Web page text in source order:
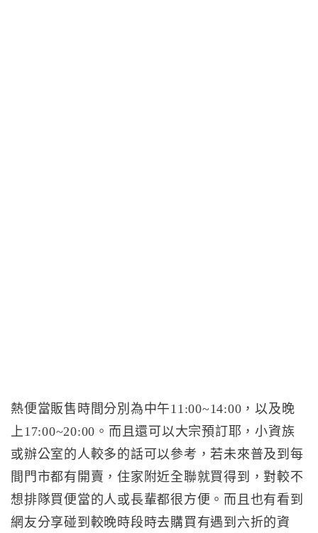
熱便當販售時間分別為中午11:00~14:00，以及晚
上17:00~20:00。而且還可以大宗預訂耶，小資族
或辦公室的人較多的話可以參考，若未來普及到每
間門市都有開賣，住家附近全聯就買得到，對較不
想排隊買便當的人或長輩都很方便。而且也有看到
網友分享碰到較晚時段時去購買有遇到六折的資